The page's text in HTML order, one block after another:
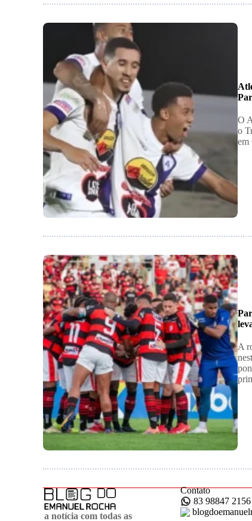
O
o
em
A
a notícia com todas as
Contato
83 98847 2156